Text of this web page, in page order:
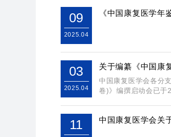
09
2025.04
《中国康复医学年
03
2025.04
关于编纂《中国康
中国康复医学会各分
卷)》编撰启动会已于
11 中国康复医学会关